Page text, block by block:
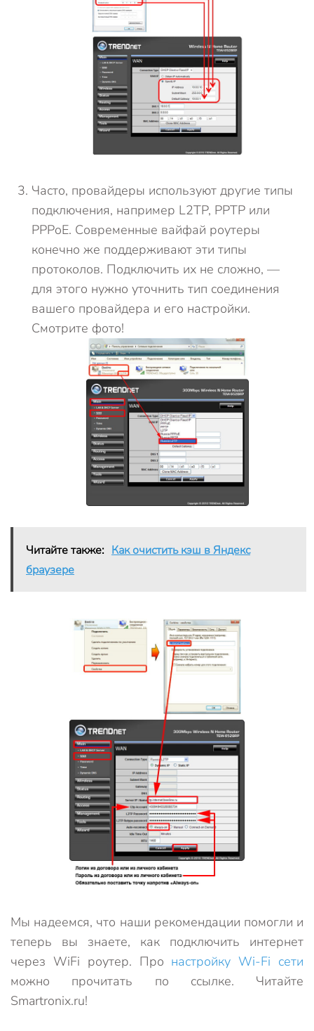
Часто, провайдеры используют другие типы
подключения, например L2TP, PPTP или
PPPoE. Современные вайфай роутеры
конечно же поддерживают эти типы
протоколов. Подключить их не сложно, —
для этого нужно уточнить тип соединения
вашего провайдера и его настройки.
Смотрите фото!
Читайте также: Как очистить кэш в Яндекс
браузере
Мы надеемся, что наши рекомендации помогли и
теперь вы знаете, как подключить интернет
через WiFi роутер. Про настройку Wi-Fi сети
можно прочитать по ссылке. Читайте
Smartronix.ru!